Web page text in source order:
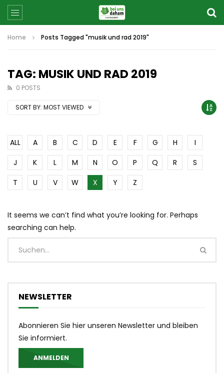
Home Posts Tagged "musik und rad 2019"
TAG: MUSIK UND RAD 2019
0 POSTS
SORT BY: MOST VIEWED
ALL A B C D E F G H
I
J
K L M N O P Q R
S
T
U V W X Y Z
It seems we can’t find what you’re looking for. Perhaps
searching can help.
NEWSLETTER
Abonnieren Sie hier unseren Newsletter und bleiben
Sie informiert.
ANMELDEN